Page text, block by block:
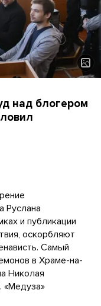
над блогером
Руслана
и публикации
оскорбляют
Самый
в Храме-на-
Николая
«Медуза»